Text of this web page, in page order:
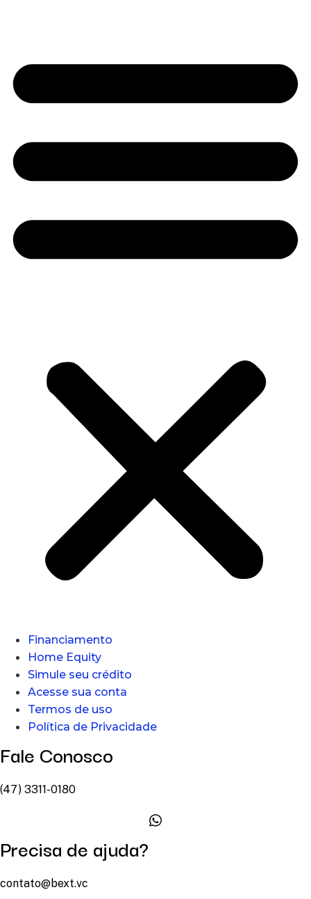
Financiamento
Home Equity
Simule seu crédito
Acesse sua conta
Termos de uso
Política de Privacidade
Fale Conosco
(47) 3311-0180
Precisa de ajuda?
contato@bext.vc